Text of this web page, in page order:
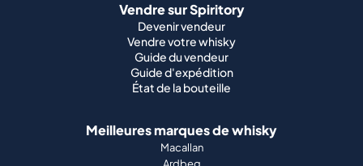
Vendre sur Spiritory
Devenir vendeur
Vendre votre whisky
Guide du vendeur
Guide d'expédition
État de la bouteille
Meilleures marques de whisky
Macallan